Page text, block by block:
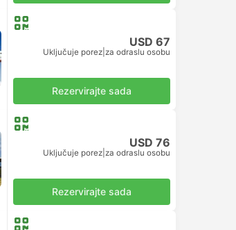
USD 67
Uključuje porez za odraslu osobu
Rezervirajte sada
USD 76
Uključuje porez za odraslu osobu
Rezervirajte sada